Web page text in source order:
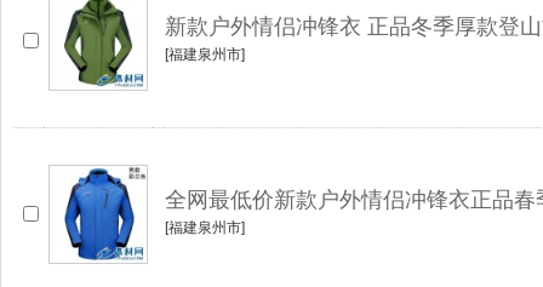
新款户外情侣冲锋衣 正品冬季厚款登
[福建泉州市]
全网最低价新款户外情侣冲锋衣正品
[福建泉州市]